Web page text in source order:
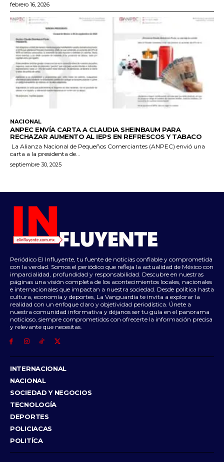
febrero 16, 2026
NACIONAL
ANPEC ENVÍA CARTA A CLAUDIA SHEINBAUM PARA
RECHAZAR AUMENTO AL IEPS EN REFRESCOS Y TABACO
La Alianza Nacional de Pequeños Comerciantes (ANPEC) envió una
carta a la presidenta de...
septiembre 30, 2025
Periódico El Influyente, tu fuente de noticias confiable y comprometida
con la verdad. Somos el periódico que refleja la actualidad de México con
imparcialidad, profundidad y responsabilidad. Descubre en nuestras
páginas una visión completa de los acontecimientos locales, nacionales
e internacionales que impactan a nuestra sociedad. Desde política hasta
cultura, economía y deportes, La Vanguardia te invita a explorar la
realidad con un enfoque claro y objetividad periodística. Únete a
nuestra comunidad informativa y déjanos ser tu guía en el panorama
noticioso, siempre comprometidos con ofrecerte la información precisa
y relevante que necesitas.
INTERNACIONAL
NACIONAL
SOCIEDAD Y NEGOCIOS
TECNOLOGÍA
DEPORTES
POLICIACAS
POLITÍCA